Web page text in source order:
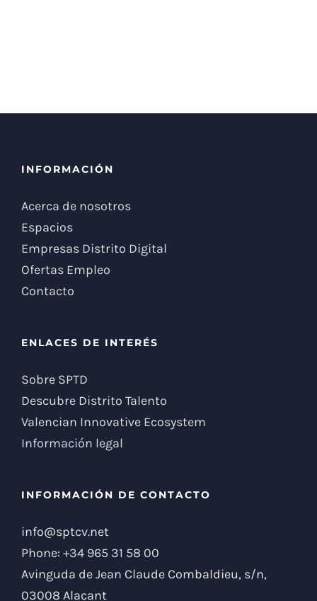
INFORMACIÓN
Acerca de nosotros
Espacios
Empresas Distrito Digital
Ofertas Empleo
Contacto
ENLACES DE INTERÉS
Sobre SPTD
Descubre Distrito Talento
Valencian Innovative Ecosystem
Información legal
INFORMACIÓN DE CONTACTO
info@sptcv.net
Phone: +34 965 31 58 00
Avinguda de Jean Claude Combaldieu, s/n,
03008 Alacant